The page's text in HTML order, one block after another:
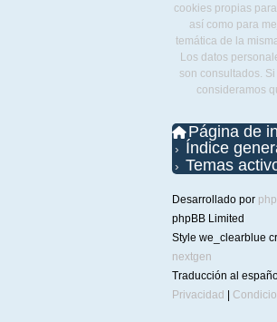
cookies propias
así como para
temática de la
Los datos
son consultados.
consideramos
Página de
Índice
Temas
Desarrollado por
phpBB Limited
Style we_clearblue
nextgen
Traducción al
Privacidad